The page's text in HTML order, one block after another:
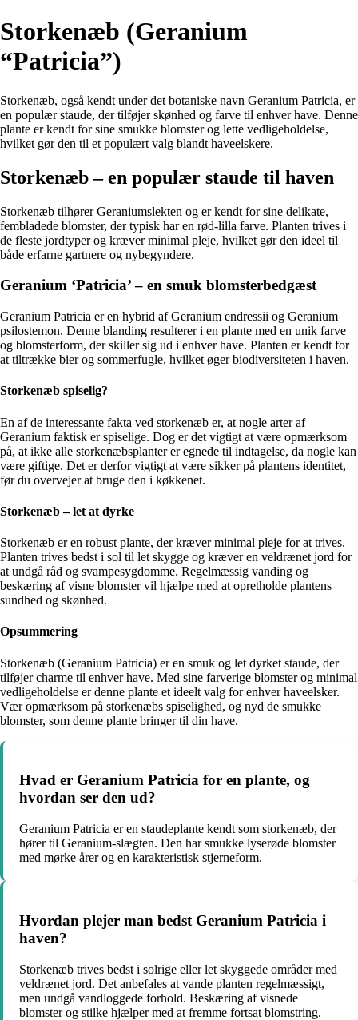
Storkenæb (Geranium
“Patricia”)
Storkenæb, også kendt under det botaniske navn Geranium Patricia, er
en populær staude, der tilføjer skønhed og farve til enhver have. Denne
plante er kendt for sine smukke blomster og lette vedligeholdelse,
hvilket gør den til et populært valg blandt haveelskere.
Storkenæb – en populær staude til haven
Storkenæb tilhører Geraniumslekten og er kendt for sine delikate,
fembladede blomster, der typisk har en rød-lilla farve. Planten trives i
de fleste jordtyper og kræver minimal pleje, hvilket gør den ideel til
både erfarne gartnere og nybegyndere.
Geranium ‘Patricia’ – en smuk blomsterbedgæst
Geranium Patricia er en hybrid af Geranium endressii og Geranium
psilostemon. Denne blanding resulterer i en plante med en unik farve
og blomsterform, der skiller sig ud i enhver have. Planten er kendt for
at tiltrække bier og sommerfugle, hvilket øger biodiversiteten i haven.
Storkenæb spiselig?
En af de interessante fakta ved storkenæb er, at nogle arter af
Geranium faktisk er spiselige. Dog er det vigtigt at være opmærksom
på, at ikke alle storkenæbsplanter er egnede til indtagelse, da nogle kan
være giftige. Det er derfor vigtigt at være sikker på plantens identitet,
før du overvejer at bruge den i køkkenet.
Storkenæb – let at dyrke
Storkenæb er en robust plante, der kræver minimal pleje for at trives.
Planten trives bedst i sol til let skygge og kræver en veldrænet jord for
at undgå råd og svampesygdomme. Regelmæssig vanding og
beskæring af visne blomster vil hjælpe med at opretholde plantens
sundhed og skønhed.
Opsummering
Storkenæb (Geranium Patricia) er en smuk og let dyrket staude, der
tilføjer charme til enhver have. Med sine farverige blomster og minimal
vedligeholdelse er denne plante et ideelt valg for enhver haveelsker.
Vær opmærksom på storkenæbs spiselighed, og nyd de smukke
blomster, som denne plante bringer til din have.
Hvad er Geranium Patricia for en plante, og
hvordan ser den ud?
Geranium Patricia er en staudeplante kendt som storkenæb, der
hører til Geranium-slægten. Den har smukke lyserøde blomster
med mørke årer og en karakteristisk stjerneform.
Hvordan plejer man bedst Geranium Patricia i
haven?
Storkenæb trives bedst i solrige eller let skyggede områder med
veldrænet jord. Det anbefales at vande planten regelmæssigt,
men undgå vandloggede forhold. Beskæring af visnede
blomster og stilke hjælper med at fremme fortsat blomstring.